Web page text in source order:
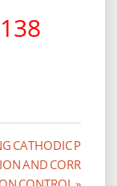
CATHODIC P
AND CORR